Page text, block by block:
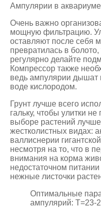
Ампулярии в
Очень важно
мощную фильтрацию.
оставляют после себя
превратилась в
регулярно делайте
Компрессор также
ведь ампулярии дышат
воде кислородом.
Грунт лучше всего
гальку, чтобы улитки
выборе растений
жестколистных видах:
валлиснерии
несмотря на то, что в
внимания на корма
недостаточном
нежные листочки
Оптимальные
ампулярий: Т=23-